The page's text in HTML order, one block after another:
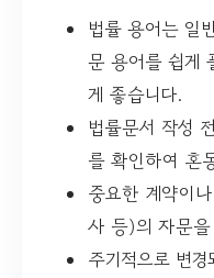
법률 용어는 일
문 용어를 쉽게
게 좋습니다.
법률문서 작성
를 확인하여 혼
중요한 계약이
사 등)의 자문을
주기적으로 변